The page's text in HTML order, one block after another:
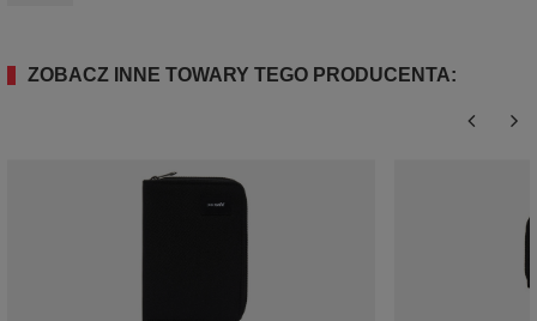
ZOBACZ INNE TOWARY TEGO PRODUCENTA: